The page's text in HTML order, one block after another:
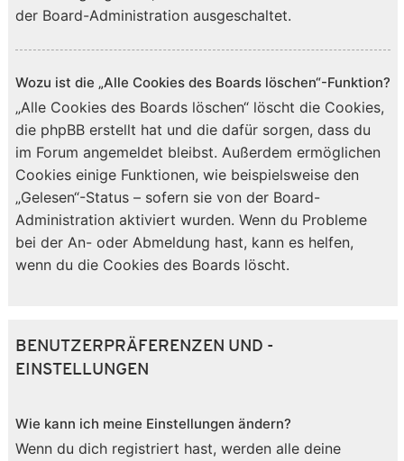
der Board-Administration ausgeschaltet.
Wozu ist die „Alle Cookies des Boards löschen“-Funktion?
„Alle Cookies des Boards löschen“ löscht die Cookies,
die phpBB erstellt hat und die dafür sorgen, dass du
im Forum angemeldet bleibst. Außerdem ermöglichen
Cookies einige Funktionen, wie beispielsweise den
„Gelesen“-Status – sofern sie von der Board-
Administration aktiviert wurden. Wenn du Probleme
bei der An- oder Abmeldung hast, kann es helfen,
wenn du die Cookies des Boards löscht.
BENUTZERPRÄFERENZEN UND -
EINSTELLUNGEN
Wie kann ich meine Einstellungen ändern?
Wenn du dich registriert hast, werden alle deine